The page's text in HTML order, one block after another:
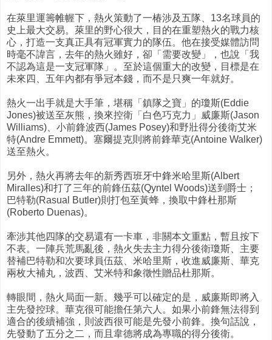
在萊里運籌帷幄下，熱火策動了一椿涉及五隊、13名球員的
史上最大交易。萊里的野心很大，目的在重塑熱火的戰力核
心，打造一支真正具有冠軍實力的隊伍。他在接受媒體訪問
時毫不諱言，去年的熱火雖好，卻「需要改變」，也說「我
不認為這是一支冠軍隊」。至於這個重大的改變，目標是在
未來四、五年內都有爭冠本錢，而不是只爽一年就好。
熱火一出手就是大手筆，堪稱「鎮隊之寶」的瓊斯(Eddie
Jones)被送至灰熊，換來控衛「白色巧克力」威廉斯(Jason
Williams)、小前鋒波西(James Posey)和野壯得分後衛艾米
特(Andre Emmett)。塞爾提克則將前鋒華克(Antoine Walker)
送至熱火。
另外，熱火再將去年的新秀西班牙中鋒米哈里斯(Albert
Miralles)和打了三年的前鋒伍茲(Qyntel Woods)送到爵士；
巴特勒(Rasual Butler)則打包至黃蜂，換取中鋒杜那斯
(Roberto Duenas)。
牽涉其他四隊的交易還有一卡車，非關本文重點，暫且按下
不表。一陣兵荒馬亂後，熱火失去主力得分後衛瓊斯、主要
替補巴特勒和次要球員伍茲、米哈里斯，收進威廉斯、華克
兩枚大補丸，波西、艾米特和象徵性贈品杜那斯。
轉眼間，熱火局面一新。幾乎可以確定的是，威廉斯即將入
主先發控球。華克很可能擔任第六人。如果小前鋒無法得到
適合的後續補強，則波西很可能是先發小前鋒。換句話說，
先發動了五分之二，而且韋德將成為專職的得分後衛。